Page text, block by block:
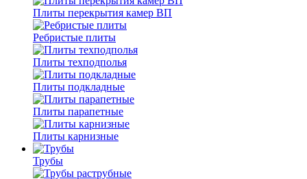
Плиты перекрытия камер ВП
Ребристые плиты
Плиты техподполья
Плиты подкладные
Плиты парапетные
Плиты карнизные
Трубы